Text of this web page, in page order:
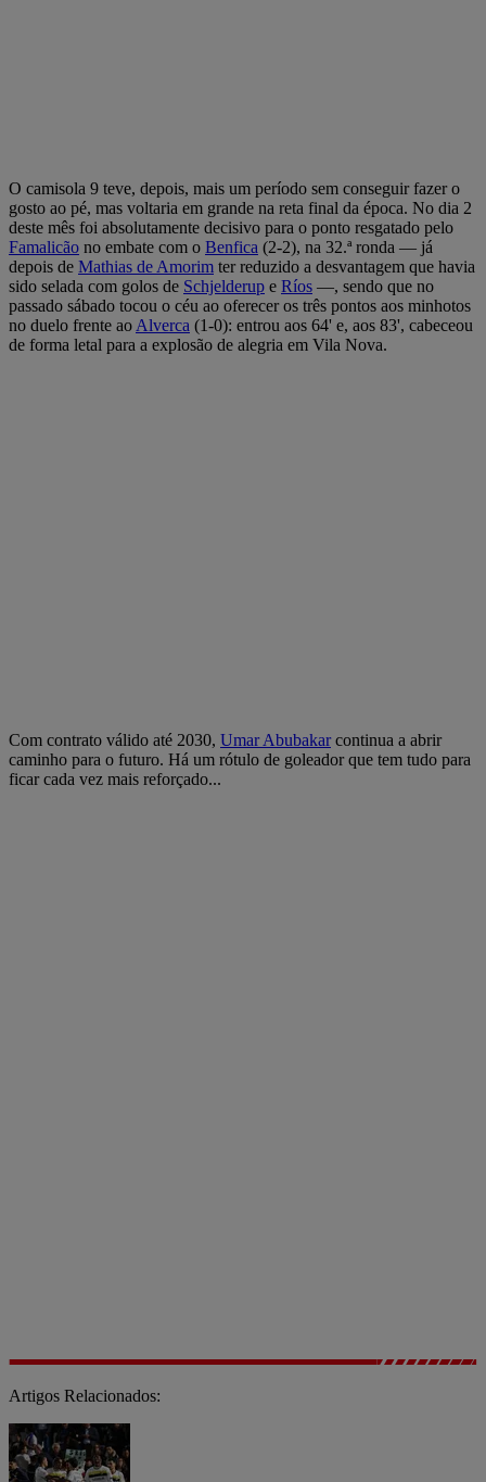
O camisola 9 teve, depois, mais um período sem conseguir fazer o
gosto ao pé, mas voltaria em grande na reta final da época. No dia 2
deste mês foi absolutamente decisivo para o ponto resgatado pelo
Famalicão no embate com o Benfica (2-2), na 32.ª ronda — já
depois de Mathias de Amorim ter reduzido a desvantagem que havia
sido selada com golos de Schjelderup e Ríos —, sendo que no
passado sábado tocou o céu ao oferecer os três pontos aos minhotos
no duelo frente ao Alverca (1-0): entrou aos 64' e, aos 83', cabeceou
de forma letal para a explosão de alegria em Vila Nova.
Com contrato válido até 2030, Umar Abubakarcontinua a abrir
caminho para o futuro. Há um rótulo de goleador que tem tudo para
ficar cada vez mais reforçado...
Artigos Relacionados: